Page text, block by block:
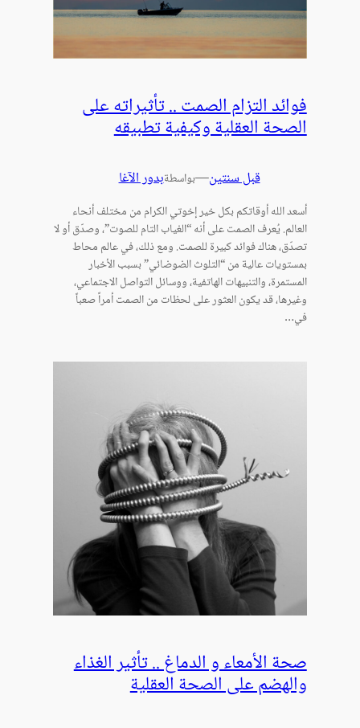
فوائد التزام الصمت .. تأثيراته على
الصحة العقلية وكيفية تطبيقه
قبل سنتين—بواسطةبدور الآغا
أسعد الله أوقاتكم بكل خير إخوتي الكرام من مختلف أنحاء
العالم. يُعرف الصمت على أنه “الغياب التام للصوت”، وصدّق أو لا
تصدّق، هناك فوائد كبيرة للصمت. ومع ذلك، في عالم محاط
بمستويات عالية من “التلوث الضوضائي” بسبب الأخبار
المستمرة، والتنبيهات الهاتفية، ووسائل التواصل الاجتماعي،
وغيرها، قد يكون العثور على لحظات من الصمت أمراً صعباً
في…
صحة الأمعاء و الدماغ .. تأثير الغذاء
والهضم على الصحة العقلية